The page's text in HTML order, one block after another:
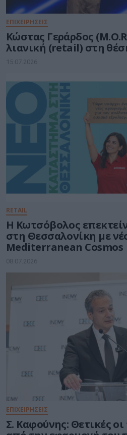
ΕΠΙΧΕΙΡΗΣΕΙΣ
Κώστας Γεράρδος
λιανική (retail) στη
15.07.2026
RETAIL
Η Κωτσόβολος
στη Θεσσαλονίκη με
Mediterranean Cosmos
08.07.2026
ΕΠΙΧΕΙΡΗΣΕΙΣ
Σ. Καφούνης: Θετικές